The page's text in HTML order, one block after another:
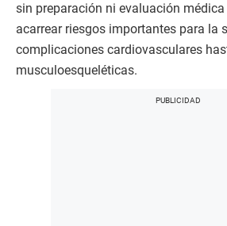
sin preparación ni evaluación
acarrear riesgos importantes para la
complicaciones cardiovasculares
musculoesqueléticas.